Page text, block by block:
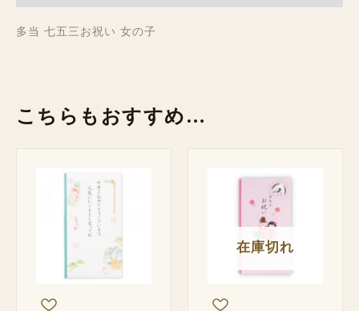
多当 七五三お祝い 女の子
こちらもおすすめ…
在庫切れ